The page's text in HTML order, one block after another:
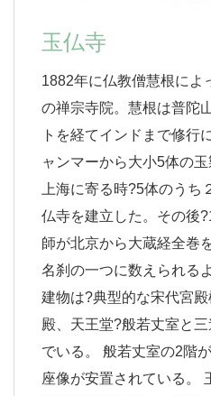
玉仏寺
1882年に仏教僧慧根によ
の禅宗寺院。慧根は普陀
トを経てインドまで修行
ャンマーから大小5体の玉
上海に寄る時?5体のうち
仏寺を建立した。その後
師が北京から大蔵経全巻
名刹の一つに数えられる
建物は?典型的な宋代宮
殿、天王堂?般若丈室と
でいる。 般若丈室の2階
座像が安置されている。